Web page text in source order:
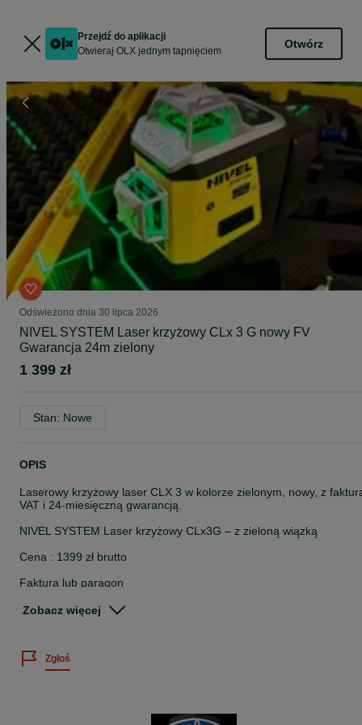
Przejdź do aplikacji
Otwieraj OLX jednym tapnięciem
Otwórz
Odświeżono dnia 30 lipca 2026
NIVEL SYSTEM Laser krzyżowy CLx 3 G nowy FV
Gwarancja 24m zielony
1 399 zł
Stan: Nowe
OPIS
Laserowy krzyżowy laser CLX 3 w kolorze zielonym, nowy, z
VAT i 24-miesięczną gwarancją.
NIVEL SYSTEM Laser krzyżowy CLx3G – z zieloną wiązką
Cena : 1399 zł brutto
Faktura lub paragon
FABRYCZNIE NOWY , WYKALIBROWANY PRZEZ PRODUCENTA
Możliwa wysyłka kurierem DPD
Gwarancja do 24 miesięcy
Zobacz więcej
Zgłoś